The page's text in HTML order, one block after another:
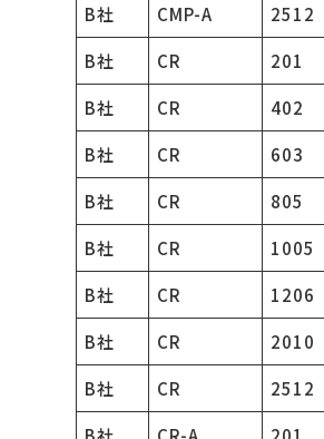
B社
CMP-A
2512
B社
CR
201
B社
CR
402
B社
CR
603
B社
CR
805
B社
CR
1005
B社
CR
1206
B社
CR
2010
B社
CR
2512